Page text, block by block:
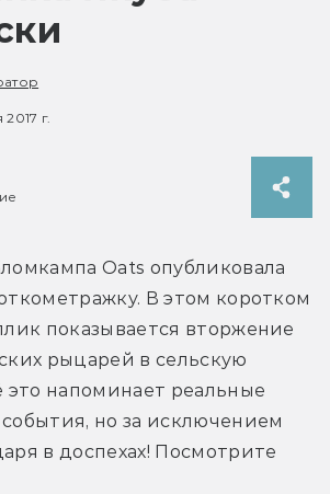
г.
Oats опубликовала
В этом коротком
показывается вторжение
рыцарей в сельскую
это напоминает реальные
но за исключением
в доспехах! Посмотрите